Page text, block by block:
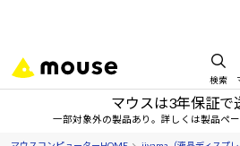
検索
マウスは3年保証で
一部対象外の製品あり。詳しくは製品ペ